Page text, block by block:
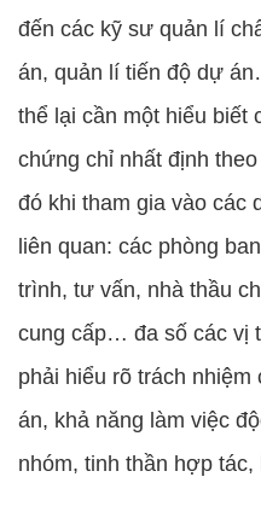
đến các kỹ sư quản lí
án, quản lí tiến độ dự
thể lại cần một hiểu biết
chứng chỉ nhất định
đó khi tham gia vào các
liên quan: các phòng
trình, tư vấn, nhà thầu
cung cấp… đa số các vị
phải hiểu rõ trách
án, khả năng làm việc
nhóm, tinh thần hợp